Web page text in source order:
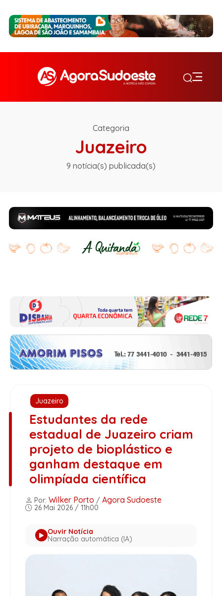
Categoria
Juazeiro
9 notícia(s) publicada(s)
Juazeiro
Estudantes da rede
estadual de Juazeiro criam
projeto de bioplástico e
ganham destaque em
olimpíada científica
Por: Wilker Porto / Agora Sudoeste
26 Mai 2026 / 11h00
Ouvir Notícia
Narração automática (IA)